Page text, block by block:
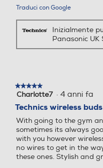
della modalità audio
specifiche esatte e
auricolari.
Traduci con Google
Inizialmente
Panasonic UK
★★★★★
★★★★★
5
5
stelle.
Charlotte7 · 4 anni fa
Technics wireless buds
With going to the gym
sometimes its always
with you however
no wires to get in the
these ones. Stylish and